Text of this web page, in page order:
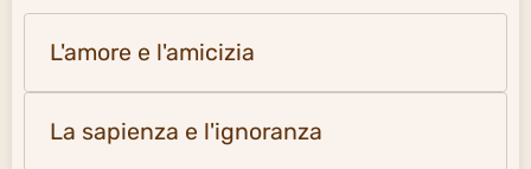
L'amore e l'amicizia
La sapienza e l'ignoranza